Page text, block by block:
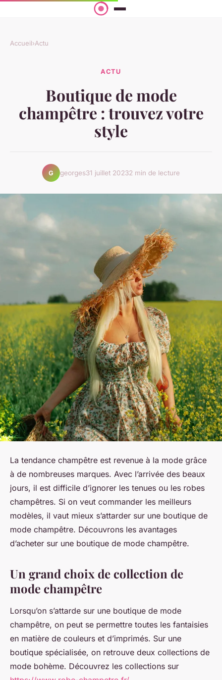
Accueil›Actu
ACTU
Boutique de mode
champêtre : trouvez votre
style
G georges31 juillet 20232 min de lecture
La tendance champêtre est revenue à la mode grâce
à de nombreuses marques. Avec l’arrivée des beaux
jours, il est difficile d’ignorer les tenues ou les robes
champêtres. Si on veut commander les meilleurs
modèles, il vaut mieux s’attarder sur une boutique de
mode champêtre. Découvrons les avantages
d’acheter sur une boutique de mode champêtre.
Un grand choix de collection de
mode champêtre
Lorsqu’on s’attarde sur une boutique de mode
champêtre, on peut se permettre toutes les fantaisies
en matière de couleurs et d’imprimés. Sur une
boutique spécialisée, on retrouve deux collections de
mode bohème. Découvrez les collections sur